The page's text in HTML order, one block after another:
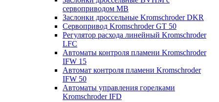
сервоприводом МВ
Заслонки дроссельные Kromschroder DKR
Cервопривод Kromschroder GT 50
Регулятор расхода линейный Kromschroder
LFC
Автоматы контроля пламени Kromschroder
IFW 15
Автомат контроля пламени Kromschroder
IFW 50
Автоматы управления горелками
Kromschroder IFD